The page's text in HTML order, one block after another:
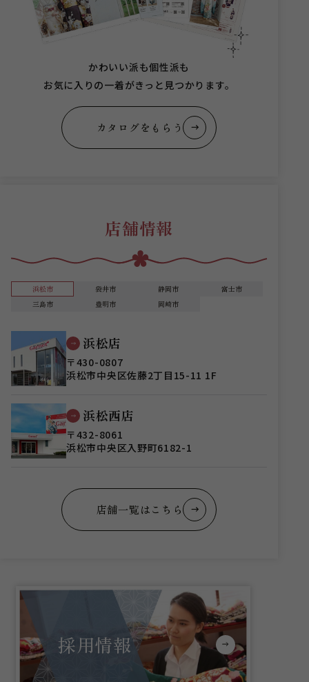
かわいい派も個性派も
お気に入りの一着がきっと見つかります。
カタログをもらう
店舗情報
浜松市 袋井市 静岡市
富士市
三島市
豊明市 岡崎市
浜松店
〒430-0807
浜松市中央区佐藤2丁目15-11 1F
浜松西店
〒432-8061
浜松市中央区入野町6182-1
店舗一覧はこちら
採用情報